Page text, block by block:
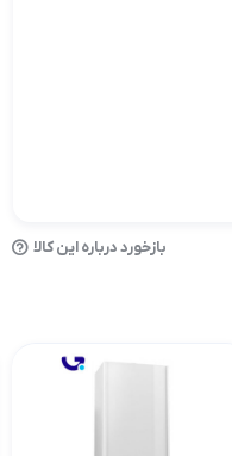
بازخورد درباره این کالا